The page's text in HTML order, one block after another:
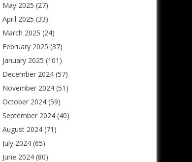
May 2025 (27)
April 2025 (33)
March 2025 (24)
February 2025 (37)
January 2025 (101)
December 2024(57)
November 2024(51)
October 2024(59)
September 2024(40)
August 2024(71)
July 2024(65)
June 2024(80)